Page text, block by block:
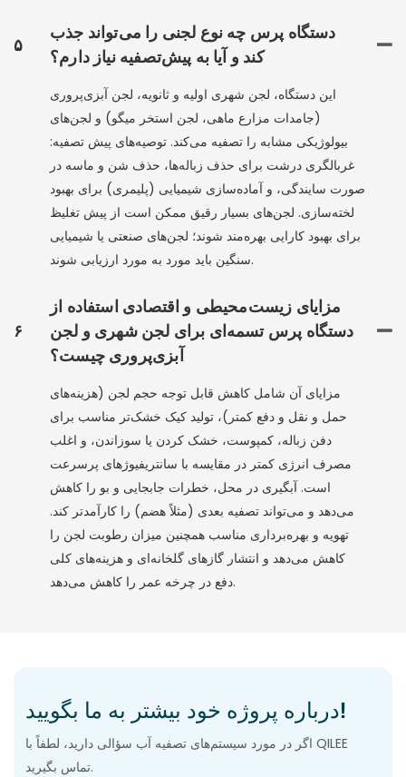
۵
دستگاه پرس چه نوع لجنی را می‌تواند جذب
کند و آیا به پیش‌تصفیه نیاز دارم؟
این دستگاه، لجن شهری اولیه و ثانویه، لجن آبزی‌پروری
(جامدات مزارع ماهی، لجن استخر میگو) و لجن‌های
بیولوژیکی مشابه را تصفیه می‌کند. توصیه‌های پیش تصفیه:
غربالگری درشت برای حذف زباله‌ها، حذف شن و ماسه در
صورت سایندگی، و آماده‌سازی شیمیایی (پلیمری) برای بهبود
لخته‌سازی. لجن‌های بسیار رقیق ممکن است از پیش تغلیظ
برای بهبود کارایی بهره‌مند شوند؛ لجن‌های صنعتی یا شیمیایی
سنگین باید مورد به مورد ارزیابی شوند.
۶
مزایای زیست‌محیطی و اقتصادی استفاده از
دستگاه پرس تسمه‌ای برای لجن شهری و لجن
آبزی‌پروری چیست؟
مزایای آن شامل کاهش قابل توجه حجم لجن (هزینه‌های
حمل و نقل و دفع کمتر)، تولید کیک خشک‌تر مناسب برای
دفن زباله، کمپوست، خشک کردن یا سوزاندن، و اغلب
مصرف انرژی کمتر در مقایسه با سانتریفیوژهای پرسرعت
است. آبگیری در محل، خطرات جابجایی و بو را کاهش
می‌دهد و می‌تواند تصفیه بعدی (مثلاً هضم) را کارآمدتر کند.
تهویه و بهره‌برداری مناسب همچنین میزان رطوبت لجن را
کاهش می‌دهد و انتشار گازهای گلخانه‌ای و هزینه‌های کلی
دفع در چرخه عمر را کاهش می‌دهد.
درباره پروژه خود بیشتر به ما بگویید!
اگر در مورد سیستم‌های تصفیه آب سؤالی دارید، لطفاً با QILEE
تماس بگیرید.